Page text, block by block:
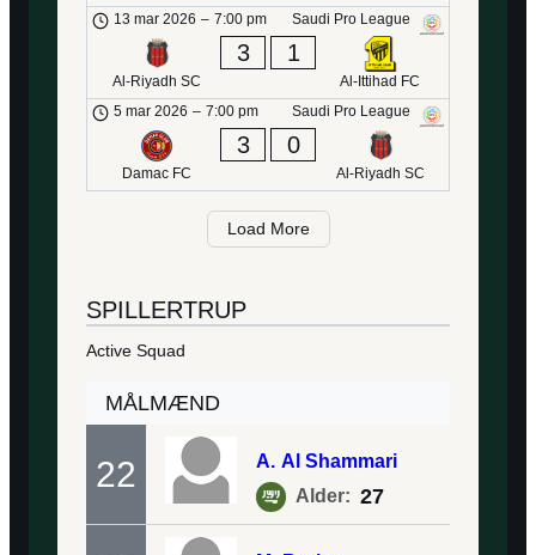
Saudi Pro League
13 mar 2026 – 7:00 pm
Al-Riyadh SC
3 1
Al-Ittihad FC
Saudi Pro League
5 mar 2026 – 7:00 pm
Damac FC
3 0
Al-Riyadh SC
Load More
SPILLERTRUP
Active Squad
MÅLMÆND
22 A. Al Shammari
Alder: 27